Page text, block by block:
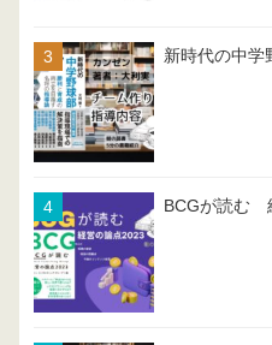
新時代の中学
BCGが読む